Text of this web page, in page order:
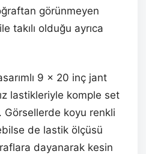
görünmeyen
takılı olduğu ayrıca
9 x 20 inç jant
lastikleriyle komple set
Görsellerde koyu renkli
de lastik ölçüsü
dayanarak kesin